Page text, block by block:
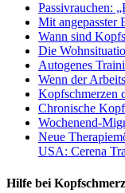
Passivrauchen:
Mit angepasster
Wann sind
Die
Autogenes
Wenn der
Kopfschmerzen
Chronische
Wochenend-
Neue
USA: Cerena
Hilfe bei